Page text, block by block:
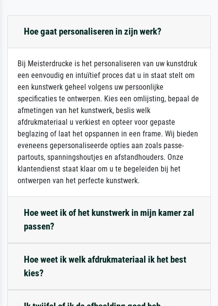
Hoe gaat personaliseren in zijn werk?
Bij Meisterdrucke is het personaliseren van uw kunstdruk
een eenvoudig en intuïtief proces dat u in staat stelt om
een kunstwerk geheel volgens uw persoonlijke
specificaties te ontwerpen. Kies een omlijsting, bepaal de
afmetingen van het kunstwerk, beslis welk
afdrukmateriaal u verkiest en opteer voor gepaste
beglazing of laat het opspannen in een frame. Wij bieden
eveneens gepersonaliseerde opties aan zoals passe-
partouts, spanningshoutjes en afstandhouders. Onze
klantendienst staat klaar om u te begeleiden bij het
ontwerpen van het perfecte kunstwerk.
Hoe weet ik of het kunstwerk in mijn kamer zal
passen?
Hoe weet ik welk afdrukmateriaal ik het best
kies?